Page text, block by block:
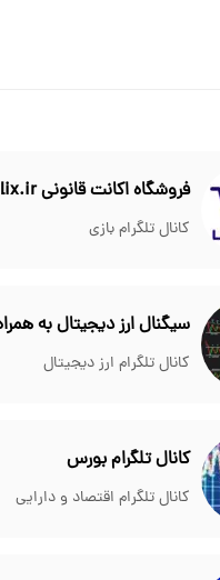
فروشگاه اکانت قانونی Levelix.ir
کانال تلگرام بازی
سیگنال ارز دیجیتال به
کانال تلگرام ارز دیجیتال
کانال تلگرام بورس
کانال تلگرام اقتصاد و دارایی